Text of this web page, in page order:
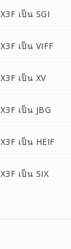
X3F เป็น SGI
X3F เป็น VIFF
X3F เป็น XV
X3F เป็น JBG
X3F เป็น HEIF
X3F เป็น SIX